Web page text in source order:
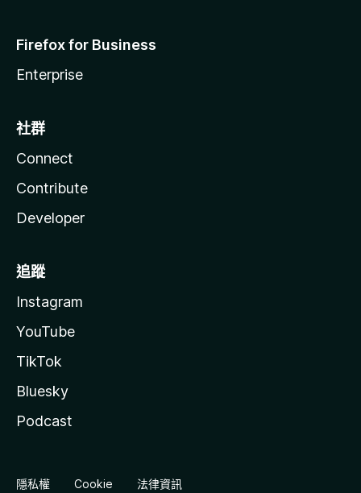
Firefox for Business
Enterprise
社群
Connect
Contribute
Developer
追蹤
Instagram
YouTube
TikTok
Bluesky
Podcast
隱私權 Cookie 法律資訊